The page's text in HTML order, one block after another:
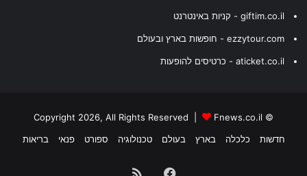
giftim.co.il - קניות באינטרנט
ezzytour.com - חופשות בארץ ובעולם
aticket.co.il - כרטיסים להופעות
© Copyright 2026, All Rights Reserved |
Fnews.co.il
חדשות
כלכלה בארץ בעולם טכנולוגיה ספורט פנאי בריאות
Facebook